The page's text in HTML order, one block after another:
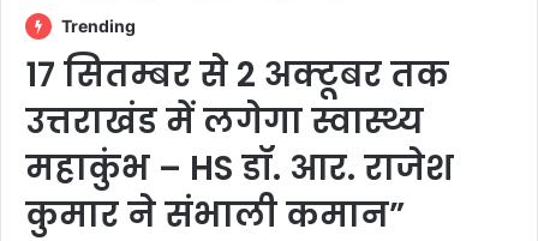
Trending
17 सितम्बर से 2 अक्टूबर तक
उत्तराखंड में लगेगा स्वास्थ्य
महाकुंभ – HS डॉ. आर. राजेश
कुमार ने संभाली कमान”